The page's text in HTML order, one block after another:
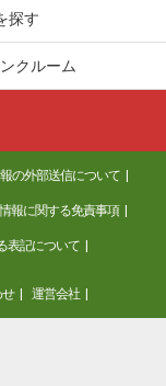
探す
クルーム
の外部送信について
報に関する免責事項
表記について
運営会社